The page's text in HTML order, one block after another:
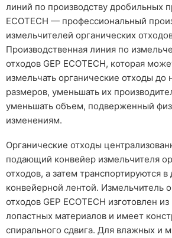
линий по производству дробильных
ECOTECH — профессиональный
измельчителей органических
Производственная линия по
отходов GEP ECOTECH, которая
измельчать органические отходы до
размеров, уменьшать их
уменьшать объем, подверженный
изменениям.
Органические отходы
подающий конвейер измельчителя
отходов, а затем транспортируются
конвейерной лентой. Измельчитель
отходов GEP ECOTECH изготовлен
лопастных материалов и имеет
спирального сдвига. Для влажных и